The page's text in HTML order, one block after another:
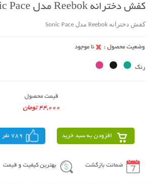
کفش دخترانه Reebok مدل Sonic Pace
کفش دخترانه Reebok مدل Sonic Pace
رنگ
قیمت محصول
44,000 تومان
افزودن به سبد خرید 789 نفر
ضمانت بازگشت بهترین کیفیت و قیمت